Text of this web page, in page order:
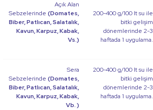
Açık Alan
Sebzelerinde (Domates,
Biber, Patlıcan, Salatalık,
Kavun, Karpuz, Kabak,
Vs.)
200-400 g/100 lt su ile
bitki gelişim
dönemlerinde 2-3
haftada 1 uygulama.
Sera
Sebzelerinde (Domates,
Biber, Patlıcan, Salatalık,
Kavun, Karpuz, Kabak,
Vb. )
200-400 g/100 lt su ile
bitki gelişim
dönemlerinde 2-3
haftada 1 uygulama.